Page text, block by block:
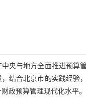
央与地方全面推进预
结合北京市的实践经
政预算管理现代化水平。